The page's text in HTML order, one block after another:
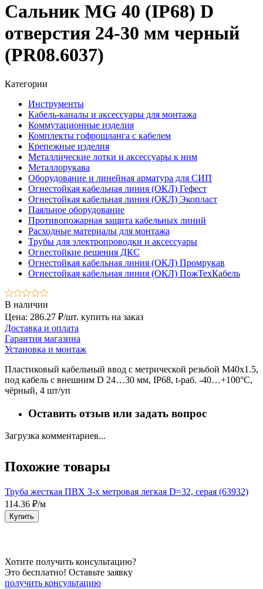
Сальник MG 40 (IP68) D
отверстия 24-30 мм черный
(PR08.6037)
Категории
Инструменты
Кабель-каналы и аксессуары для монтажа
Коммутационные изделия
Комплекты гофрошланга с кабелем
Крепежные изделия
Металлические лотки и аксессуары к ним
Металлорукава
Оборудование и линейная арматура для СИП
Огнестойкая кабельная линия (ОКЛ) Гефест
Огнестойкая кабельная линия (ОКЛ) Экопласт
Паяльное оборудование
Противопожарная защита кабельных линий
Расходные материалы для монтажа
Трубы для электропроводки и аксессуары
Огнестойкие решения ДКС
Огнестойкая кабельная линия (ОКЛ) Промрукав
Огнестойкая кабельная линия (ОКЛ) ПожТехКабель
В наличии
Цена: 286.27 ₽/шт. купить на заказ
Доставка и оплата
Гарантия магазина
Установка и монтаж
Пластиковый кабельный ввод с метрической резьбой М40х1.5,
под кабель с внешним D 24…30 мм, IP68, t-раб. -40…+100°C,
чёрный, 4 шт/уп
Оставить отзыв или задать вопрос
Загрузка комментариев...
Похожие товары
Труба жесткая ПВХ 3-х метровая легкая D=32, серая (63932)
114.36 ₽/м
Купить
Хотите получить консультацию?
Это бесплатно! Оставьте заявку
получить консультацию